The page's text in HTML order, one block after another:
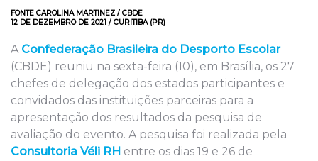
FONTE CAROLINA MARTINEZ / CBDE
12 DE DEZEMBRO DE 2021 / CURITIBA (PR)
A Confederação Brasileira do Desporto Escolar
(CBDE) reuniu na sexta-feira (10), em Brasília, os 27
chefes de delegação dos estados participantes e
convidados das instituições parceiras para a
apresentação dos resultados da pesquisa de
avaliação do evento. A pesquisa foi realizada pela
Consultoria Véli RH entre os dias 19 e 26 de